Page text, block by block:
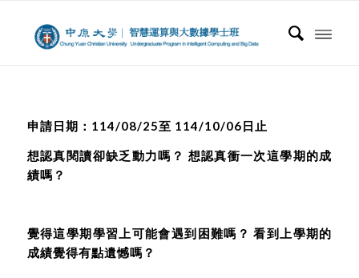
申請日期： 114/08/25至 114/10/06日止
想認真閱讀卻缺乏動力嗎？ 想認真衝一次這學期的成
績嗎？
覺得這學期學習上可能會遇到困難嗎？ 看到上學期的
成績覺得有點遺憾嗎？